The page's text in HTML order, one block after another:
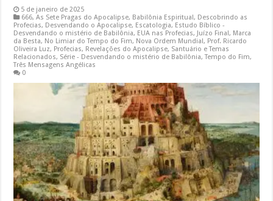
5 de janeiro de 2025
666,As Sete Pragas do Apocalipse, Babilônia Espiritual, Descobrindo as
Profecias, Desvendando o Apocalipse, Escatologia, Estudo Bíblico -
Desvendando o mistério de Babilônia, EUA nas Profecias, Juízo Final, Marca
da Besta, No Limiar do Tempo do Fim, Nova Ordem Mundial, Prof. Ricardo
Oliveira Luz, Profecias, Revelações do Apocalipse, Santuário e Temas
Relacionados, Série - Desvendando o mistério de Babilônia,Tempo do Fim,
Três Mensagens Angélicas
0